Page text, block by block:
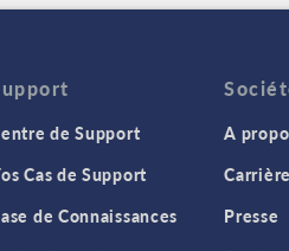
de Support
Cas de Support
de Connaissances
A
Presse